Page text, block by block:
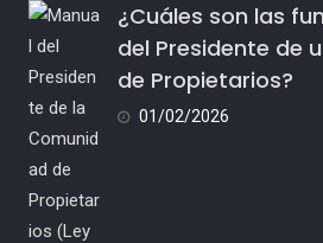
¿Cuáles son las
del Presidente de
de Propietarios?
01/02/2026